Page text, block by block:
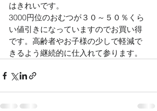
はきれいです。
3000円位のおむつが３０～５０％くら
い値引きになっていますのでお買い得
です。高齢者やお子様の少しで軽減で
きるよう継続的に仕入れて参ります。